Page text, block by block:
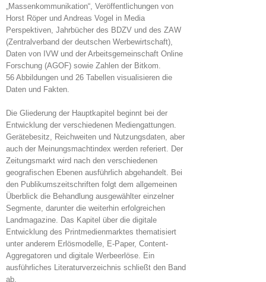
„Massenkommunikation“, Veröffentlichungen von
Horst Röper und Andreas Vogel in Media
Perspektiven, Jahrbücher des BDZV und des ZAW
(Zentralverband der deutschen Werbewirtschaft),
Daten von IVW und der Arbeitsgemeinschaft Online
Forschung (AGOF) sowie Zahlen der Bitkom.
56 Abbildungen und 26 Tabellen visualisieren die
Daten und Fakten.
Die Gliederung der Hauptkapitel beginnt bei der
Entwicklung der verschiedenen Mediengattungen.
Gerätebesitz, Reichweiten und Nutzungsdaten, aber
auch der Meinungsmachtindex werden referiert. Der
Zeitungsmarkt wird nach den verschiedenen
geografischen Ebenen ausführlich abgehandelt. Bei
den Publikumszeitschriften folgt dem allgemeinen
Überblick die Behandlung ausgewählter einzelner
Segmente, darunter die weiterhin erfolgreichen
Landmagazine. Das Kapitel über die digitale
Entwicklung des Printmedienmarktes thematisiert
unter anderem Erlösmodelle, E-Paper, Content-
Aggregatoren und digitale Werbeerlöse. Ein
ausführliches Literaturverzeichnis schließt den Band
ab.